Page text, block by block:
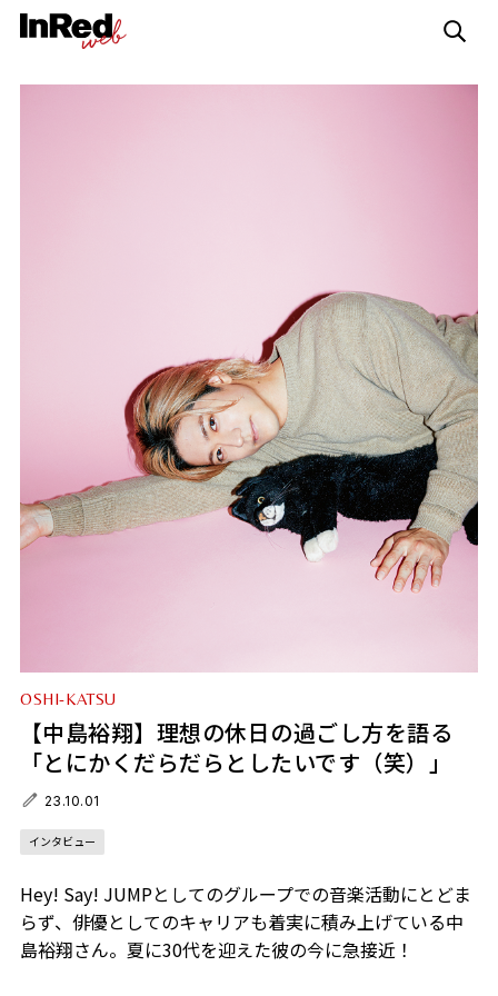
OSHI-KATSU
【中島裕翔】理想の休日の過ごし方を語る
「とにかくだらだらとしたいです（笑）」
23.10.01
インタビュー
Hey! Say! JUMPとしてのグループでの音楽活動にとどま
らず、俳優としてのキャリアも着実に積み上げている中
島裕翔さん。夏に30代を迎えた彼の今に急接近！